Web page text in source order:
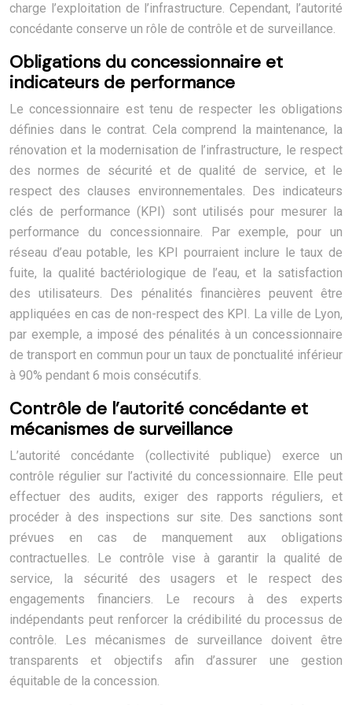
charge l’exploitation de l’infrastructure. Cependant, l’autorité
concédante conserve un rôle de contrôle et de surveillance.
Obligations du concessionnaire et
indicateurs de performance
Le concessionnaire est tenu de respecter les obligations
définies dans le contrat. Cela comprend la maintenance, la
rénovation et la modernisation de l’infrastructure, le respect
des normes de sécurité et de qualité de service, et le
respect des clauses environnementales. Des indicateurs
clés de performance (KPI) sont utilisés pour mesurer la
performance du concessionnaire. Par exemple, pour un
réseau d’eau potable, les KPI pourraient inclure le taux de
fuite, la qualité bactériologique de l’eau, et la satisfaction
des utilisateurs. Des pénalités financières peuvent être
appliquées en cas de non-respect des KPI. La ville de Lyon,
par exemple, a imposé des pénalités à un concessionnaire
de transport en commun pour un taux de ponctualité inférieur
à 90% pendant 6 mois consécutifs.
Contrôle de l’autorité concédante et
mécanismes de surveillance
L’autorité concédante (collectivité publique) exerce un
contrôle régulier sur l’activité du concessionnaire. Elle peut
effectuer des audits, exiger des rapports réguliers, et
procéder à des inspections sur site. Des sanctions sont
prévues en cas de manquement aux obligations
contractuelles. Le contrôle vise à garantir la qualité de
service, la sécurité des usagers et le respect des
engagements financiers. Le recours à des experts
indépendants peut renforcer la crédibilité du processus de
contrôle. Les mécanismes de surveillance doivent être
transparents et objectifs afin d’assurer une gestion
équitable de la concession.